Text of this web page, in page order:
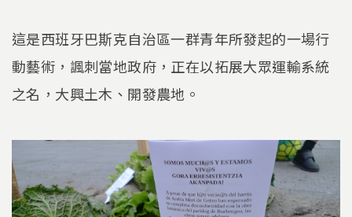
這是西班牙巴斯克自治區一群青年所發起的一場行
動藝術，諷刺當地政府，正在以拓展大眾運輸系統
之名，大興土木、開發農地。